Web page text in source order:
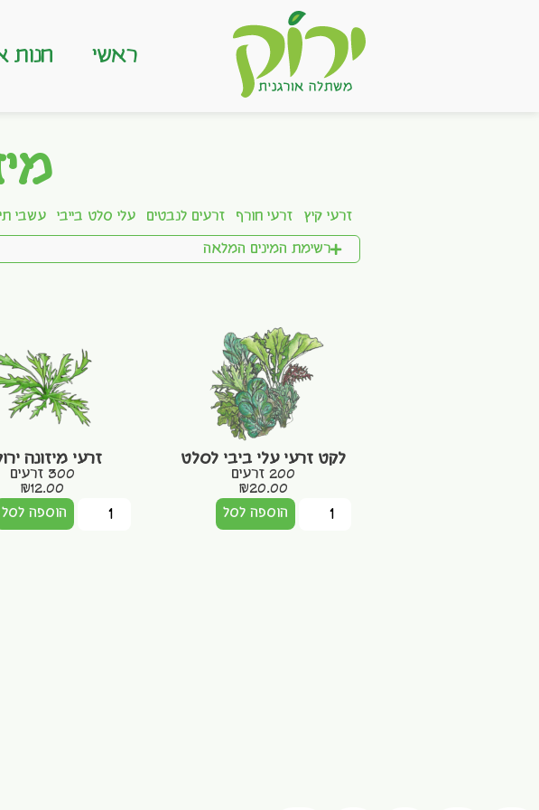
ראשי חנות
זרעי קיץ זרעי חורף זרעים לנבטים עלי סלט בייבי עשבי
רשימת המינים המלאה
לקט זרעי עלי ביבי לסלט
200 זרעים
₪20.00
הוספה לסל
זרעי מיזונה
300 זרעים
₪12.00
הוספה לסל